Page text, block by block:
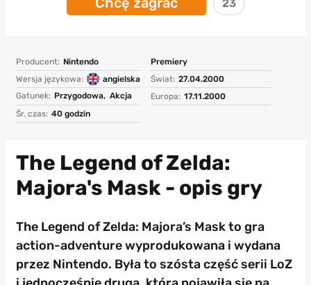
23
Producent: Nintendo
Wersja językowa:
angielska
Gatunek: Przygodowa, Akcja
Śr. czas: 40 godzin
Premiery
Świat: 27.04.2000
Europa: 17.11.2000
The Legend of Zelda:
Majora's Mask - opis gry
The Legend of Zelda: Majora’s Mask to gra
action-adventure wyprodukowana i wydana
przez Nintendo. Była to szósta część serii LoZ